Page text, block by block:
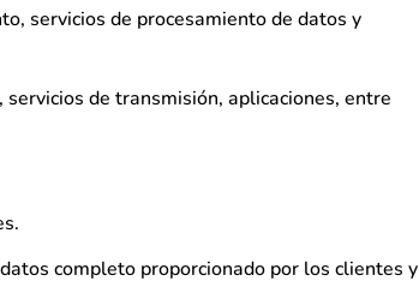
servicios de procesamiento de datos y
de transmisión, aplicaciones, entre
completo proporcionado por los clientes y